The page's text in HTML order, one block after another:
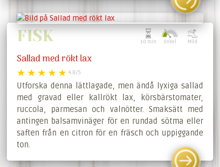
FISK 10 min Enkel Mild
Sallad med rökt lax
4.8/5
Utforska denna lättlagade, men ändå lyxiga sallad
med gravad eller kallrökt lax, körsbärstomater,
ruccola, parmesan och valnötter. Smaksätt med
antingen balsamvinäger för en rundad sötma eller
saften från en citron för en fräsch och uppiggande
ton.